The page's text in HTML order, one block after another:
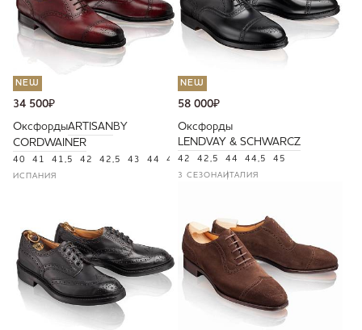
NEW
34 500₽
ОксфордыARTISAN BY
CORDWAINER
40 41 41,5 42 42,5 43 44 45
ИСПАНИЯ
NEW
58 000₽
Оксфорды
LENDVAY & SCHWARCZ
42 42,5 44 44,5 45
3 СЕЗОНА ИТАЛИЯ